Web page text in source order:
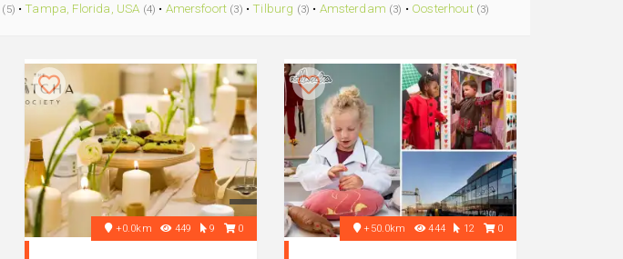
(5) • Tampa, Florida, USA (4) • Amersfoort (3) • Tilburg (3) • Amsterdam (3) • Oosterhout (3)
+0.0km 449 9 0 +50.0km 444 12 0